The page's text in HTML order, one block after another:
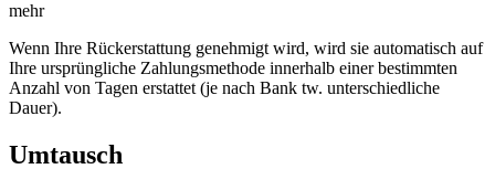
mehr
Wenn Ihre Rückerstattung genehmigt wird, wird sie automatisch auf
Ihre ursprüngliche Zahlungsmethode innerhalb einer bestimmten
Anzahl von Tagen erstattet (je nach Bank tw. unterschiedliche
Dauer).
Umtausch